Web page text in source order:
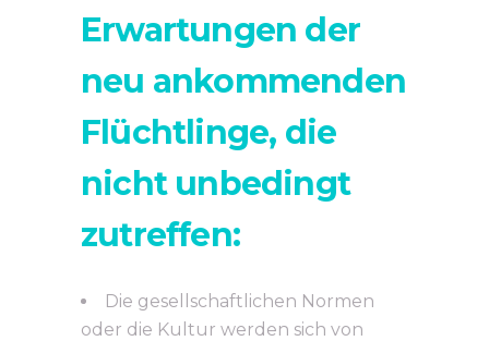
Erwartungen der
neu ankommenden
Flüchtlinge, die
nicht unbedingt
zutreffen:
Die gesellschaftlichen Normen
oder die Kultur werden sich von